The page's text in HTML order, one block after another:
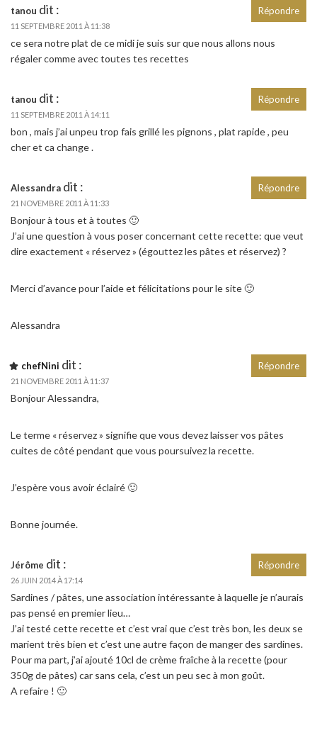
tanou dit :
11 SEPTEMBRE 2011 À 11:38
ce sera notre plat de ce midi je suis sur que nous allons nous
régaler comme avec toutes tes recettes
Répondre
tanou dit :
11 SEPTEMBRE 2011 À 14:11
bon , mais j’ai unpeu trop fais grillé les pignons , plat rapide , peu
cher et ca change .
Répondre
Alessandra dit :
21 NOVEMBRE 2011 À 11:33
Bonjour à tous et à toutes 🙂
J’ai une question à vous poser concernant cette recette: que veut
dire exactement « réservez » (égouttez les pâtes et réservez) ?
Merci d’avance pour l’aide et félicitations pour le site 🙂
Alessandra
Répondre
chefNini dit :
21 NOVEMBRE 2011 À 11:37
Bonjour Alessandra,
Le terme « réservez » signifie que vous devez laisser vos pâtes
cuites de côté pendant que vous poursuivez la recette.
J’espère vous avoir éclairé 🙂
Bonne journée.
Répondre
Jérôme dit :
26 JUIN 2014 À 17:14
Sardines / pâtes, une association intéressante à laquelle je n’aurais
pas pensé en premier lieu…
J’ai testé cette recette et c’est vrai que c’est très bon, les deux se
marient très bien et c’est une autre façon de manger des sardines.
Pour ma part, j’ai ajouté 10cl de crème fraîche à la recette (pour
350g de pâtes) car sans cela, c’est un peu sec à mon goût.
A refaire ! 🙂
Répondre